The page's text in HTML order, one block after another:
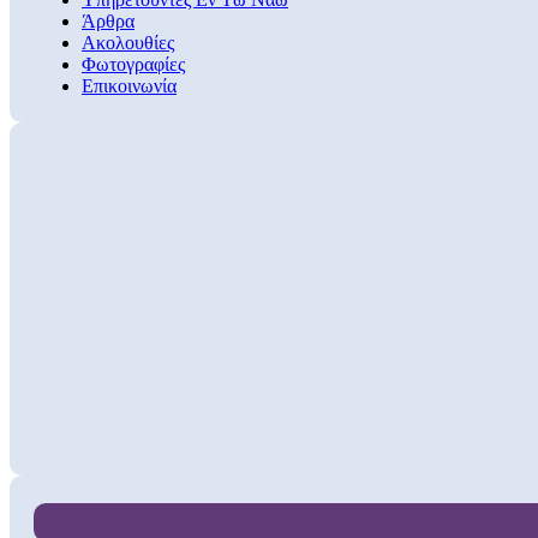
Άρθρα
Ακολουθίες
Φωτογραφίες
Επικοινωνία